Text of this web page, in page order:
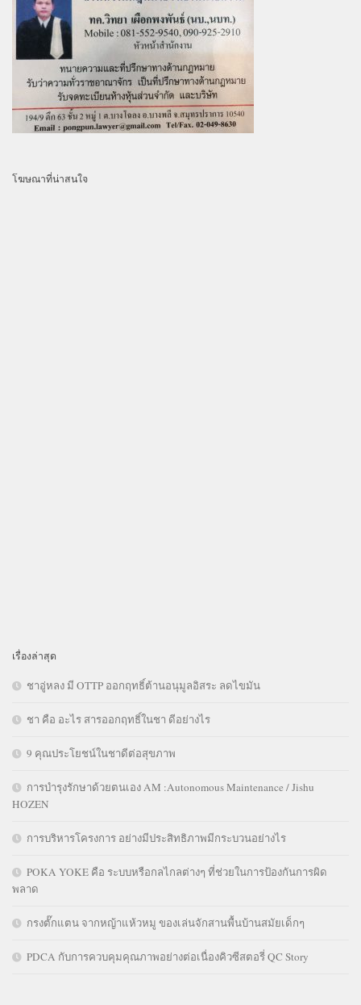
โฆษณาที่น่าสนใจ
เรื่องล่าสุด
ชาอู่หลง มี OTTP ออกฤทธิ์ต้านอนุมูลอิสระ ลดไขมัน
ชา คือ อะไร สารออกฤทธิ์ในชา ดีอย่างไร
9 คุณประโยชน์ในชาดีต่อสุขภาพ
การบำรุงรักษาด้วยตนเอง AM :Autonomous Maintenance / Jishu
HOZEN
การบริหารโครงการ อย่างมีประสิทธิภาพมีกระบวนอย่างไร
POKA YOKE คือ ระบบหรือกลไกลต่างๆ ที่ช่วยในการป้องกันการผิด
พลาด
กรงตั๊กแตน จากหญ้าแห้วหมู ของเล่นจักสานพื้นบ้านสมัยเด็กๆ
PDCA กับการควบคุมคุณภาพอย่างต่อเนื่องคิวซีสตอรี่ QC Story